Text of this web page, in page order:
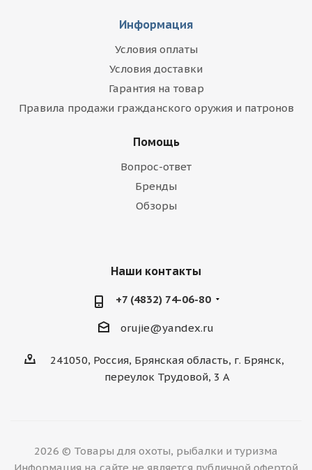
Информация
Условия оплаты
Условия доставки
Гарантия на товар
Правила продажи гражданского оружия и патронов
Помощь
Вопрос-ответ
Бренды
Обзоры
Наши контакты
+7 (4832) 74-06-80
orujie@yandex.ru
241050, Россия, Брянская область, г. Брянск,
переулок Трудовой, 3 А
2026 © Товары для охоты, рыбалки и туризма